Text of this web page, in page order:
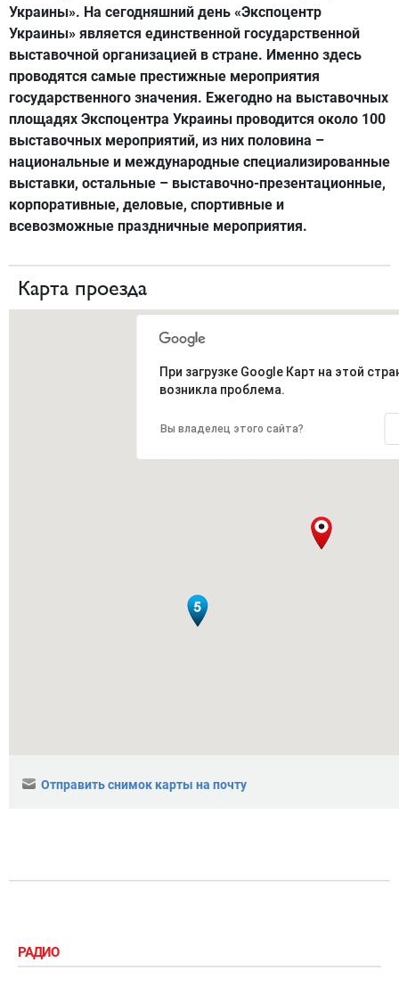
Украины». На сегодняшний день «Экспоцентр
Украины» является единственной государственной
выставочной организацией в стране. Именно здесь
проводятся самые престижные мероприятия
государственного значения. Ежегодно на выставочных
площадях Экспоцентра Украины проводится около 100
выставочных мероприятий, из них половина –
национальные и международные специализированные
выставки, остальные – выставочно-презентационные,
корпоративные, деловые, спортивные и
всевозможные праздничные мероприятия.
Карта проезда
При загрузке Google Карт на этой
возникла проблема.
Вы владелец этого сайта?
Отправить снимок карты на почту
РАДИО